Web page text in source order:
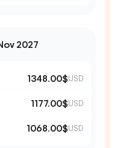
2027
1348.00$USD
1177.00$USD
1068.00$USD